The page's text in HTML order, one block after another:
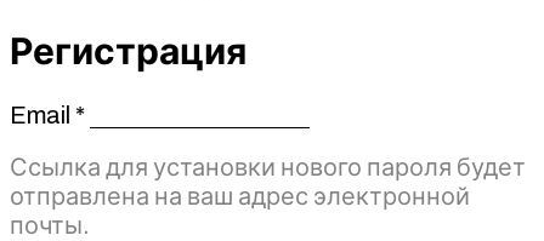
Регистрация
Email *Обязательно
Ссылка для установки нового пароля будет
отправлена ​​на ваш адрес электронной
почты.